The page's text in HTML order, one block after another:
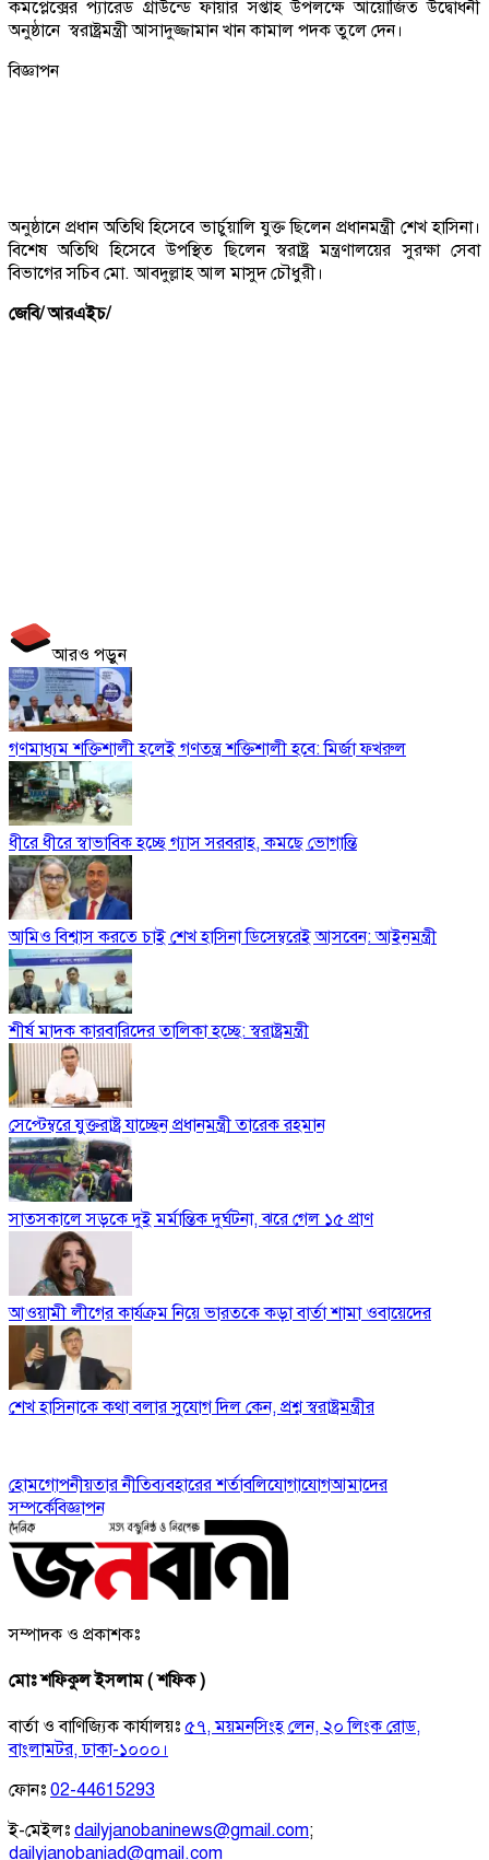
কমপ্লেক্সের প্যারেড গ্রাউন্ডে ফায়ার সপ্তাহ উপলক্ষে আয়োজিত উদ্বোধনী
অনুষ্ঠানে স্বরাষ্ট্রমন্ত্রী আসাদুজ্জামান খান কামাল পদক তুলে দেন।
বিজ্ঞাপন
অনুষ্ঠানে প্রধান অতিথি হিসেবে ভার্চুয়ালি যুক্ত ছিলেন প্রধানমন্ত্রী শেখ হাসিনা।
বিশেষ অতিথি হিসেবে উপস্থিত ছিলেন স্বরাষ্ট্র মন্ত্রণালয়ের সুরক্ষা সেবা
বিভাগের সচিব মো. আবদুল্লাহ আল মাসুদ চৌধুরী।
জেবি/ আরএইচ/
আরও পড়ুন
গণমাধ্যম শক্তিশালী হলেই গণতন্ত্র শক্তিশালী হবে: মির্জা ফখরুল
ধীরে ধীরে স্বাভাবিক হচ্ছে গ্যাস সরবরাহ, কমছে ভোগান্তি
আমিও বিশ্বাস করতে চাই শেখ হাসিনা ডিসেম্বরেই আসবেন: আইনমন্ত্রী
শীর্ষ মাদক কারবারিদের তালিকা হচ্ছে: স্বরাষ্ট্রমন্ত্রী
সেপ্টেম্বরে যুক্তরাষ্ট্র যাচ্ছেন প্রধানমন্ত্রী তারেক রহমান
সাতসকালে সড়কে দুই মর্মান্তিক দুর্ঘটনা, ঝরে গেল ১৫ প্রাণ
আওয়ামী লীগের কার্যক্রম নিয়ে ভারতকে কড়া বার্তা শামা ওবায়েদের
শেখ হাসিনাকে কথা বলার সুযোগ দিল কেন, প্রশ্ন স্বরাষ্ট্রমন্ত্রীর
হোমগোপনীয়তার নীতিব্যবহারের শর্তাবলিযোগাযোগআমাদের
সম্পর্কেবিজ্ঞাপন
সম্পাদক ও প্রকাশকঃ
মোঃ শফিকুল ইসলাম ( শফিক )
বার্তা ও বাণিজ্যিক কার্যালয়ঃ ৫৭, ময়মনসিংহ লেন, ২০ লিংক রোড,
বাংলামটর, ঢাকা-১০০০।
ফোনঃ 02-44615293
ই-মেইলঃ dailyjanobaninews@gmail.com;
dailyjanobaniad@gmail.com